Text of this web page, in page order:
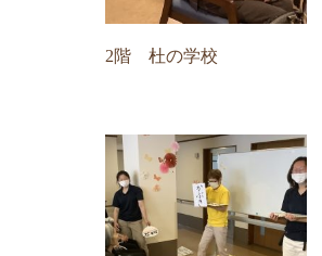
2階 杜の学校